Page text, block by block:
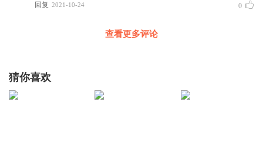
回复 2021-10-24 0
查看更多评论
猜你喜欢